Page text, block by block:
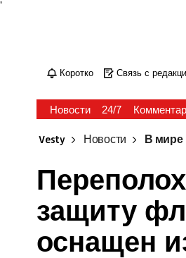
'
Коротко Связь с
Новости 24/7
Vesty Новости В мире
защиту
оснащен